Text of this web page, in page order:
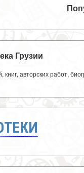
Грузии
книг, авторских работ,